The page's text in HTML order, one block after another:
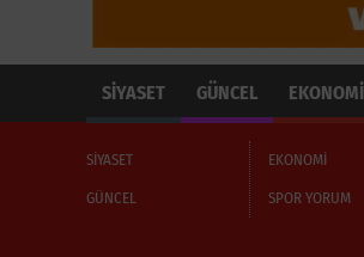
SİYASET GÜNCEL EKONOMİ
SİYASET
GÜNCEL
EKONOMİ
SPOR YORUM